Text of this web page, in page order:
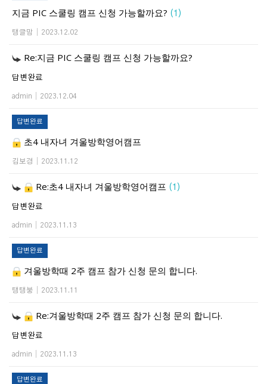
지금 PIC 스쿨링 캠프 신청 가능할까요? (1)
탱글맘 2023.12.02
Re:지금 PIC 스쿨링 캠프 신청 가능할까요?
답변완료
admin 2023.12.04
답변완료
초4 내자녀 겨울방학영어캠프
김보경 2023.11.12
Re:초4 내자녀 겨울방학영어캠프 (1)
답변완료
admin 2023.11.13
답변완료
겨울방학때 2주 캠프 참가 신청 문의 합니다.
탱탱붕 2023.11.11
Re:겨울방학때 2주 캠프 참가 신청 문의 합니다.
답변완료
admin 2023.11.13
답변완료